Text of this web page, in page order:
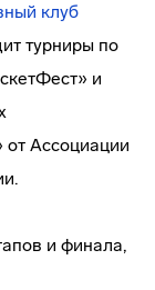
клуб
турниры по
и
от Ассоциации
и финала,